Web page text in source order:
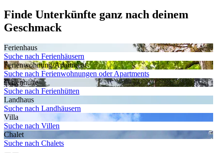
Finde Unterkünfte ganz nach deinem
Geschmack
Ferienhaus
Suche nach Ferienhäusern
Ferienwohnung/Apartment
Suche nach Ferienwohnungen oder Apartments
Ferienhütte
Suche nach Ferienhütten
Landhaus
Suche nach Landhäusern
Villa
Suche nach Villen
Chalet
Suche nach Chalets